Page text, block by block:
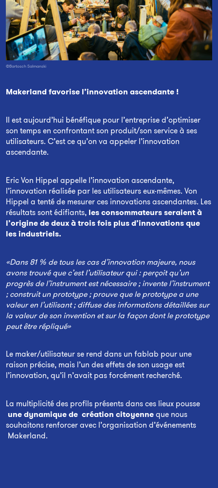
©Bartosch Salmanski
Makerlandfavorise l’innovation ascendante !
Il est aujourd’hui bénéfique pour l’entreprise d’optimiser
son temps en confrontant son produit/son service à ses
utilisateurs. C’est ce qu’on va appeler l’innovation
ascendante.
Eric Von Hippel appelle l’innovation ascendante,
l’innovation réalisée par les utilisateurs eux-mêmes. Von
Hippel a tenté de mesurer ces innovations ascendantes. Les
résultats sont édifiants, les consommateurs seraient à
l’origine de deux à trois fois plus d’innovations que
les industriels.
«Dans 81 % de tous les cas d’innovation majeure, nous
avons trouvé que c’est l’utilisateur qui : perçoit qu’un
progrès de l’instrument est nécessaire ; invente l’instrument
; construit un prototype ; prouve que le prototype a une
valeur en l’utilisant ; diffuse des informations détaillées sur
la valeur de son invention et sur la façon dont le prototype
peut être répliqué»
Le maker/utilisateur se rend dans un fablab pour une
raison précise, mais l’un des effets de son usage est
l’innovation, qu’il n’avait pas forcément recherché.
La multiplicité des profils présents dans ces lieux pousse
une dynamique de création citoyenneque nous
souhaitons renforcer avec l’organisation d’événements
Makerland.